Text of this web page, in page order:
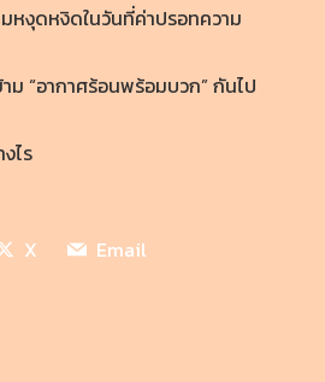
หงุดหงิดในวันที่ค่าปรอทความ
าม “อากาศร้อนพร้อมบวก” กันไป
ไร
X
Email